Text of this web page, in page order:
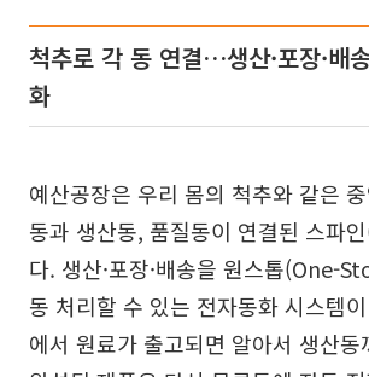
척추로 각 동 연결…생산·포장·배
화
예산공장은 우리 몸의 척추와 같은
동과 생산동, 품질동이 연결된 스파
다. 생산·포장·배송을 원스톱(One-
동 처리할 수 있는 전자동화 시스템
에서 원료가 출고되면 알아서 생산동